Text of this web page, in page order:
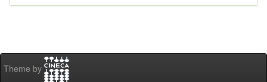
Theme by